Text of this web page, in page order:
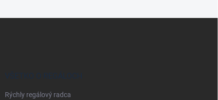
VŠETKO O REGÁLOCH
Rýchly regálový radca